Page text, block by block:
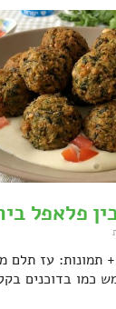
פלאפל
תמונות: עז תלם
כמו בדוכנים